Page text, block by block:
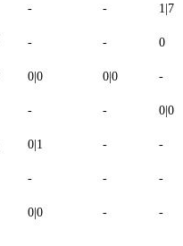
- - 1|7
- - 0
0|0 0|0 -
- - 0|0
0|1 - -
- - -
0|0 - -